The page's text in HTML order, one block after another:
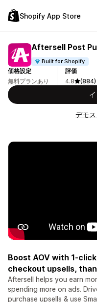
Shopify App Store
Aftersell Post
Built for Shopify
価格設定
無料プランあり
評価
4.8
(884)
デモ
Boost AOV with 1-
checkout upsells,
Aftersell helps you earn
spending more on ads.
purchase upsells & use